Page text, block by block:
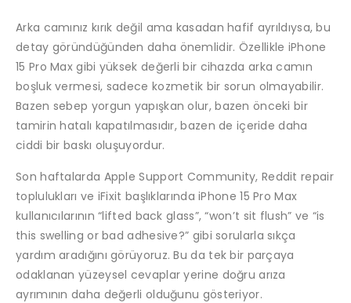
Arka camınız kırık değil ama kasadan hafif ayrıldıysa, bu
detay göründüğünden daha önemlidir. Özellikle iPhone
15 Pro Max gibi yüksek değerli bir cihazda arka camın
boşluk vermesi, sadece kozmetik bir sorun olmayabilir.
Bazen sebep yorgun yapışkan olur, bazen önceki bir
tamirin hatalı kapatılmasıdır, bazen de içeride daha
ciddi bir baskı oluşuyordur.
Son haftalarda Apple Support Community, Reddit repair
toplulukları ve iFixit başlıklarında iPhone 15 Pro Max
kullanıcılarının “lifted back glass”, “won’t sit flush” ve “is
this swelling or bad adhesive?” gibi sorularla sıkça
yardım aradığını görüyoruz. Bu da tek bir parçaya
odaklanan yüzeysel cevaplar yerine doğru arıza
ayrımının daha değerli olduğunu gösteriyor.